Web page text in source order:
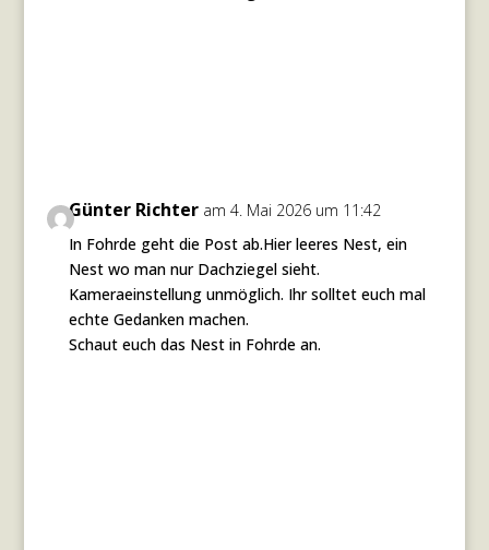
Günter Richter am 4. Mai 2026 um 11:42
In Fohrde geht die Post ab.Hier leeres Nest, ein
Nest wo man nur Dachziegel sieht.
Kameraeinstellung unmöglich. Ihr solltet euch mal
echte Gedanken machen.
Schaut euch das Nest in Fohrde an.